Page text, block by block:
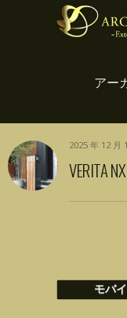
アー
2025 年 12 月
VERITA
モバ